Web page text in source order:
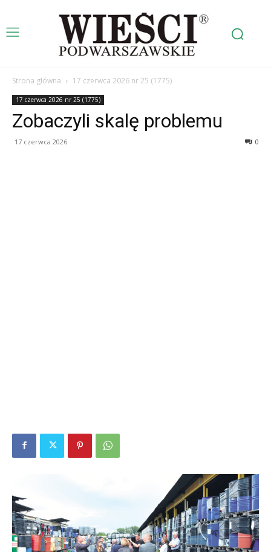
Strona główna 17 czerwca 2026 nr 25 (1775)
17 czerwca 2026 nr 25 (1775)
Zobaczyli skalę problemu
17 czerwca 2026 0